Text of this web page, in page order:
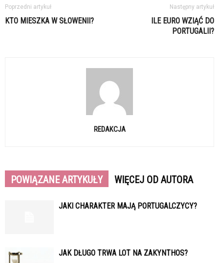
Poprzedni artykuł
KTO MIESZKA W SŁOWENII?
Następny artykuł
ILE EURO WZIĄĆ DO
PORTUGALII?
REDAKCJA
POWIĄZANE ARTYKUŁY WIĘCEJ OD AUTORA
JAKI CHARAKTER MAJĄ PORTUGALCZYCY?
JAK DŁUGO TRWA LOT NA ZAKYNTHOS?